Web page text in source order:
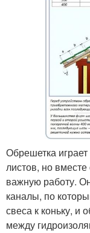
Обрешетка
листов, но
важную работу.
каналы, по
свеса к коньку, и
между